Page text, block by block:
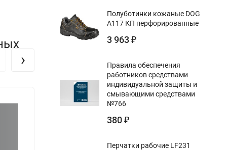
›
Полуботинки кожаные DOG
А117 КП перфорированные
3 963 ₽
Правила обеспечения
работников средствами
индивидуальной защиты и
смывающими средствами
№766
380 ₽
Перчатки рабочие LF231